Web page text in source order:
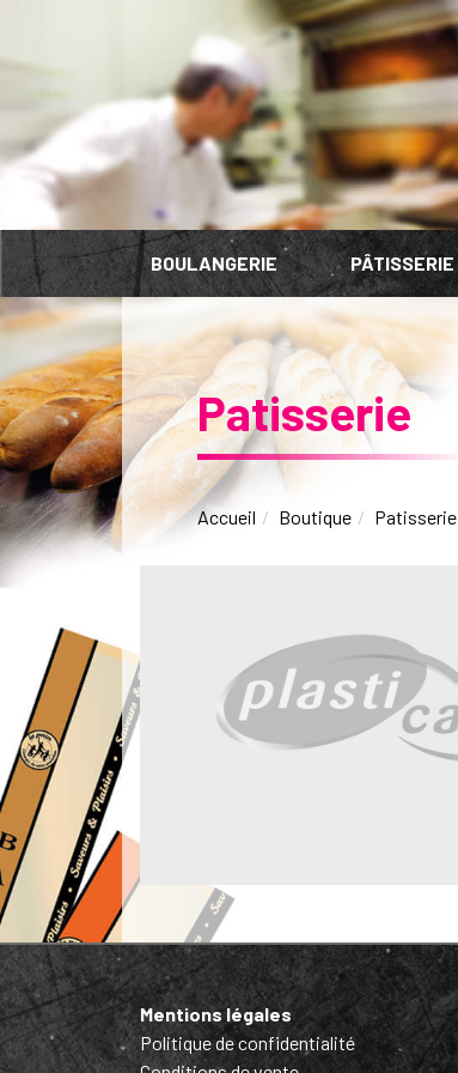
BOULANGERIE PÂTISSERIE
Patisserie
Accueil Boutique Patisserie
Mentions légales
Politique de confidentialité
Panneau de gestion des cookies